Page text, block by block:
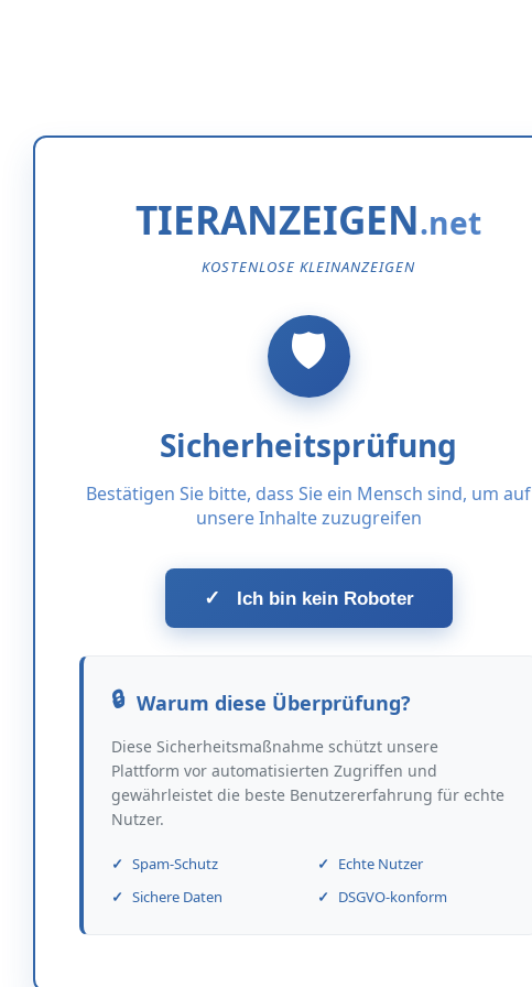
TIERANZEIGEN
KOSTENLOSE KLEINANZEIGEN
Sicherheitsprüfung
Bestätigen Sie bitte, dass Sie ein Mensch sind, um auf
unsere Inhalte zuzugreifen
✓ Ich bin kein Roboter
Warum diese Überprüfung?
Diese Sicherheitsmaßnahme schützt unsere
Plattform vor automatisierten Zugriffen und
gewährleistet die beste Benutzererfahrung für echte
Nutzer.
Spam-Schutz
Echte Nutzer
Sichere Daten
DSGVO-konform